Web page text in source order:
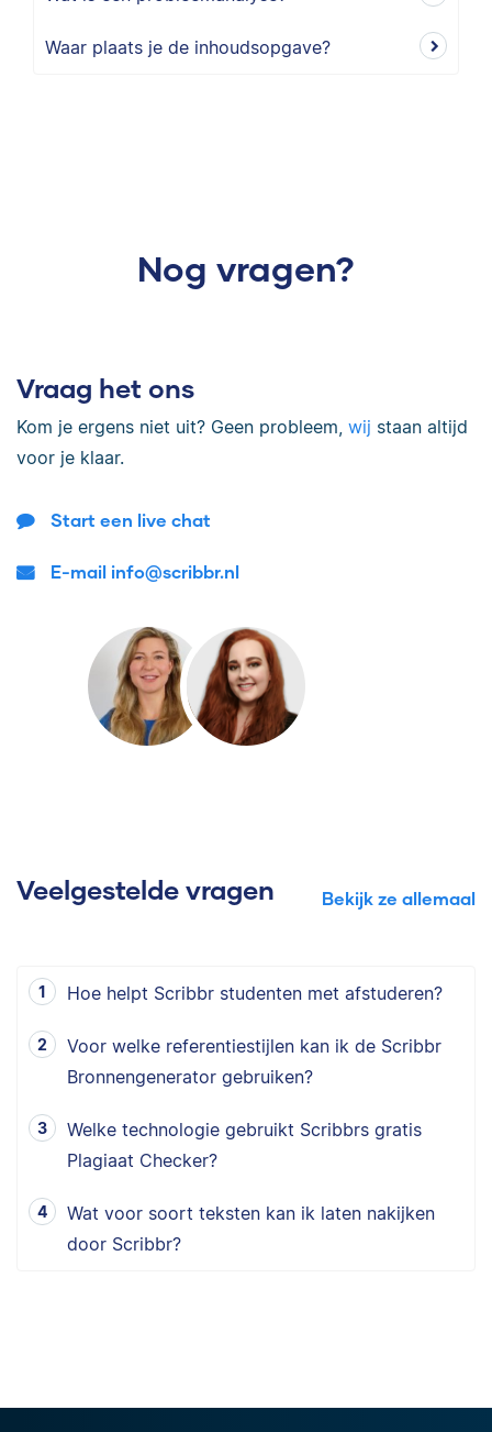
Waar plaats je de inhoudsopgave?
Nog vragen?
Vraag het ons
Kom je ergens niet uit? Geen probleem, wij staan altijd
voor je klaar.
Start een live chat
E-mail info@scribbr.nl
Veelgestelde vragen Bekijk ze allemaal
Hoe helpt Scribbr studenten met afstuderen?
Voor welke referentiestijlen kan ik de Scribbr
Bronnengenerator gebruiken?
Welke technologie gebruikt Scribbrs gratis
Plagiaat Checker?
Wat voor soort teksten kan ik laten nakijken
door Scribbr?